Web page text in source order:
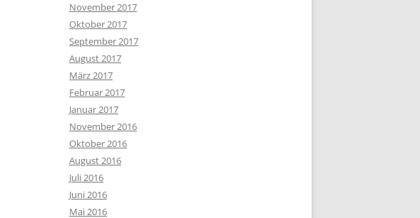
November 2017
Oktober 2017
September 2017
August 2017
März 2017
Februar 2017
Januar 2017
November 2016
Oktober 2016
August 2016
Juli 2016
Juni 2016
Mai 2016